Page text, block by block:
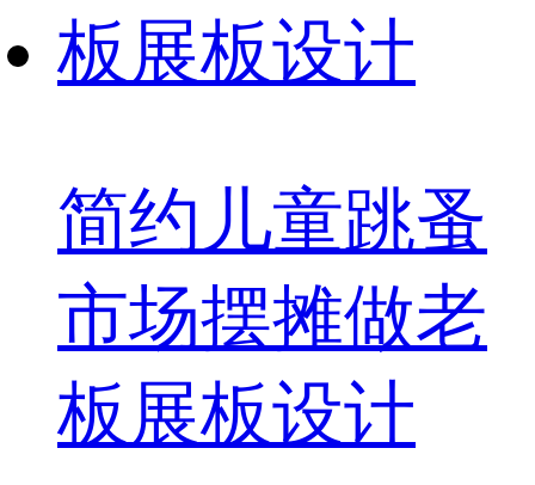
简约儿童跳蚤
市场摆摊做老
板展板设计